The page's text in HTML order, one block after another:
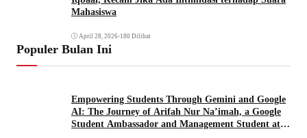
Mahasiswa
April 28, 2026•180 Dilihat
Populer Bulan Ini
Empowering Students Through Gemini and Google
AI: The Journey of Arifah Nur Na’imah, a Google
Student Ambassador and Management Student at